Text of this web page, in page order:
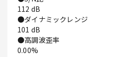
112 dB
●ダイナミックレンジ
101 dB
●高調波歪率
0.00%